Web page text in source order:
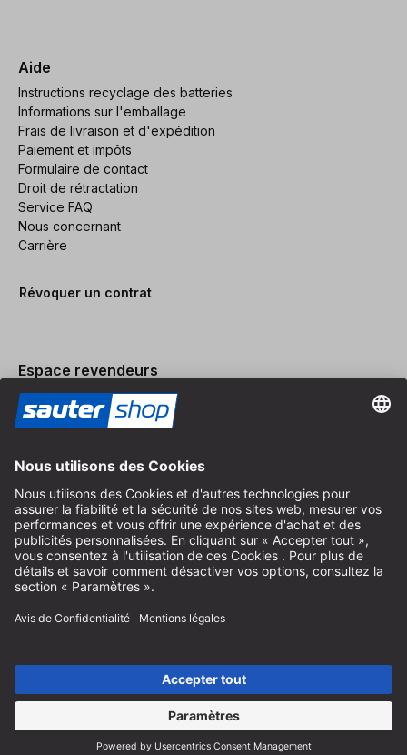
Aide
Instructions recyclage des batteries
Informations sur l'emballage
Frais de livraison et d'expédition
Paiement et impôts
Formulaire de contact
Droit de rétractation
Service FAQ
Nous concernant
Carrière
Révoquer un contrat
Espace revendeurs
Devenir revendeur
Mentions légales
Conditions Générales
Protection des Données
Paramètres des Cookies
TVA incl. / frais de port en sus
* livraison gratuite à partir de 150 euros d'achat en Allemagne pour
les tailles de colis standard, hors articles encombrants et fret
Selon le pays de livraison, la TVA peut varier lors du paiement.